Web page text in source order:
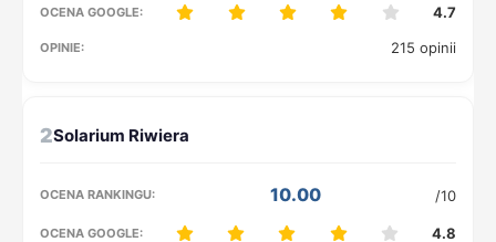
4.7
215 opinii
2
10.00 /10
4.8